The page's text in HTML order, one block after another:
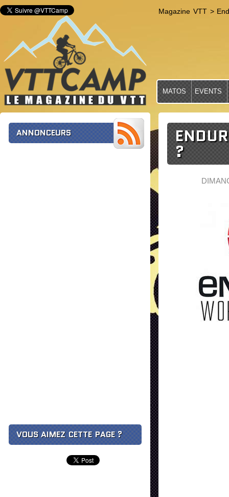
Magazine VTT>
MATOS EVENTS
?
ANNONCEURS
VOUS AIMEZ CETTE PAGE ?